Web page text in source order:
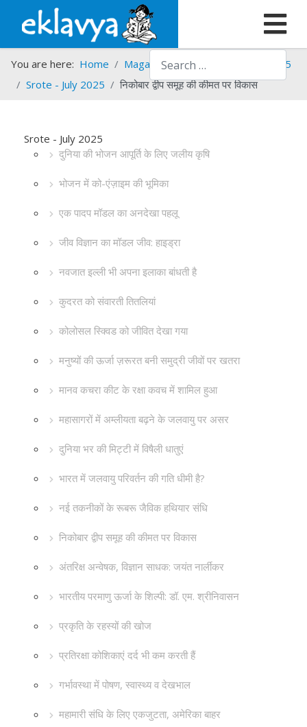
Search
You are here: Home Magazines Srote
Srote - 2025
Srote - July 2025
निकोबार द्वीप समूह की कीमत पर विकास
Srote - July 2025
दुनिया की भोजन आपूर्ति के लिए जलीय कृषि
भोजन में को-एंज़ाइम की भूमिका
एक पादप मॉडल का अनदेखा पहलू
जीव विज्ञान का मॉडल जीव: हाइड्रा
नवजात इल्ली भी अपना इलाका बांधती है
कुदरत को संवारती तितलियां
कोलोसल स्क्विड को जीवित देखा गया
मनुष्यों की ऊर्जा ज़रूरत बनी समुद्री जीवों पर खतरा
मानव कचरा कीट के रक्षा कवच में शामिल हुआ
महासागरों में अम्लीयता बढ़ने के जलवायु पर असर
दुनिया भर की मिट्टी में विषैली धातुएं
भारत में जलवायु परिवर्तन की गति धीमी है?
नई तकनीकों के रूबरू जैविक हथियार संधि
निकोबार द्वीप समूह की कीमत पर विकास
अंतरिक्ष अन्वेषक, विज्ञान साधक: जयंत नार्लीकर
भारतीय परमाणु ऊर्जा के शिल्पी: डॉ. एम. श्रीनिवासन
प्रकृति के रहस्यों की खोज
प्रतिरक्षा कोशिकाएं दर्द भी कम करती हैं
गर्भावस्था में पोषण, स्वास्थ्य व देखभाल
महामारी संधि के लिए एकजुटता, अमेरिका बाहर